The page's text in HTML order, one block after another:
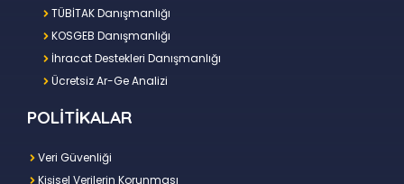
TÜBİTAK Danışmanlığı
KOSGEB Danışmanlığı
İhracat Destekleri Danışmanlığı
Ücretsiz Ar-Ge Analizi
POLİTİKALAR
Veri Güvenliği
Kişisel Verilerin Korunması